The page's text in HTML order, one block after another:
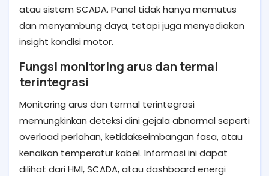
atau sistem SCADA. Panel tidak hanya memutus
dan menyambung daya, tetapi juga menyediakan
insight kondisi motor.
Fungsi monitoring arus dan termal
terintegrasi
Monitoring arus dan termal terintegrasi
memungkinkan deteksi dini gejala abnormal seperti
overload perlahan, ketidakseimbangan fasa, atau
kenaikan temperatur kabel. Informasi ini dapat
dilihat dari HMI, SCADA, atau dashboard energi